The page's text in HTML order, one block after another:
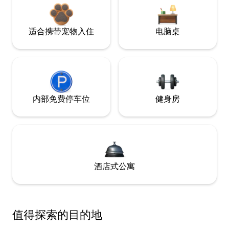
适合携带宠物入住 电脑桌
内部免费停车位 健身房
酒店式公寓
值得探索的目的地